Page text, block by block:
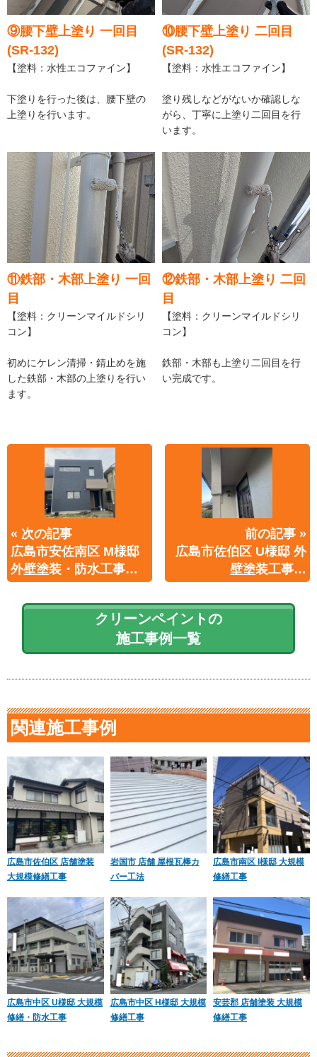
⑨腰下壁上塗り 一回目
(SR-132)
【塗料：水性エコファイン】
下塗りを行った後は、腰下壁の
上塗りを行います。
⑩腰下壁上塗り 二回目
(SR-132)
【塗料：水性エコファイン】
塗り残しなどがないか確認しな
がら、丁寧に上塗り二回目を行
います。
⑪鉄部・木部上塗り 一回
目
【塗料：クリーンマイルドシリ
コン】
初めにケレン清掃・錆止めを施
した鉄部・木部の上塗りを行い
ます。
⑫鉄部・木部上塗り 二回
目
【塗料：クリーンマイルドシリ
コン】
鉄部・木部も上塗り二回目を行
い完成です。
« 次の記事
広島市安佐南区 M様邸
外壁塗装・防水工事…
前の記事 »
広島市佐伯区 U様邸 外
壁塗装工事…
クリーンペイントの
施工事例一覧
関連施工事例
広島市佐伯区 店舗塗装
大規模修繕工事
岩国市 店舗 屋根瓦棒カ
バー工法
広島市南区 I様邸 大規模
修繕工事
広島市中区 U様邸 大規模
修繕・防水工事
広島市中区 H様邸 大規模
修繕工事
安芸郡 店舗塗装 大規模
修繕工事